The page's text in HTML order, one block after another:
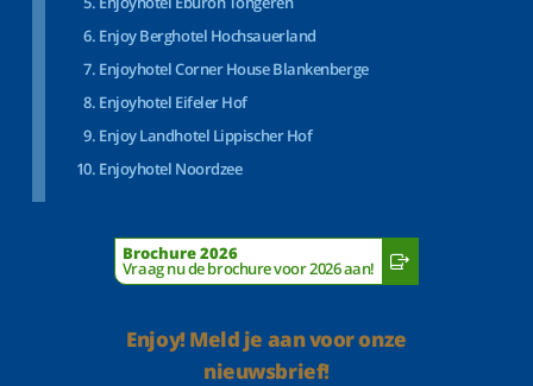
Enjoy Berghotel Hochsauerland
Enjoyhotel Corner House Blankenberge
Enjoyhotel Eifeler Hof
Enjoy Landhotel Lippischer Hof
Enjoyhotel Noordzee
Brochure 2026
Vraag nu de brochure voor 2026 aan!
Enjoy! Meld je aan voor onze
nieuwsbrief!